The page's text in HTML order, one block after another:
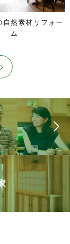
自然素材リフォー
ム